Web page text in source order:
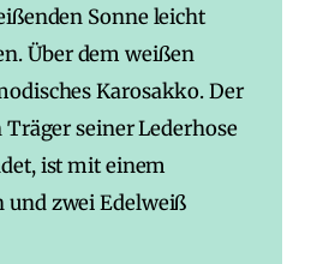
Sonne leicht
Über dem weißen
Karosakko. Der
Träger seiner Lederhose
ist mit einem
und zwei Edelweiß